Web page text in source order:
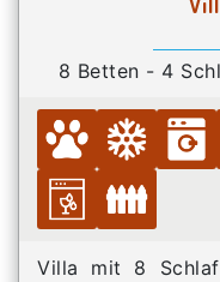
8 Betten - 4
Villa mit 8